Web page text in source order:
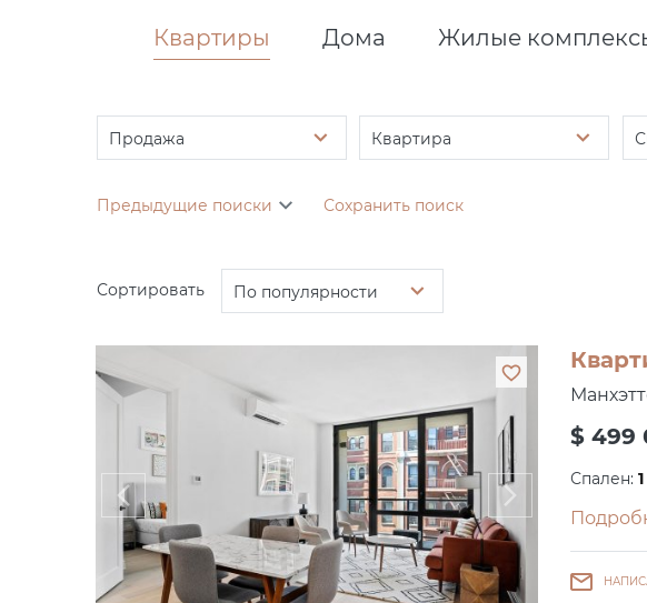
Квартиры Дома Жилые
Продажа Квартира
Предыдущие поиски Сохранить поиск
Сортировать По популярности
$ 499
Спален: 1